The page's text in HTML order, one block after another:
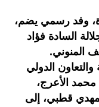
وفد رسمي يضم،
السادة فؤاد
المنوني.
الدولي
محمد الأعرج،
قطبي، إلى